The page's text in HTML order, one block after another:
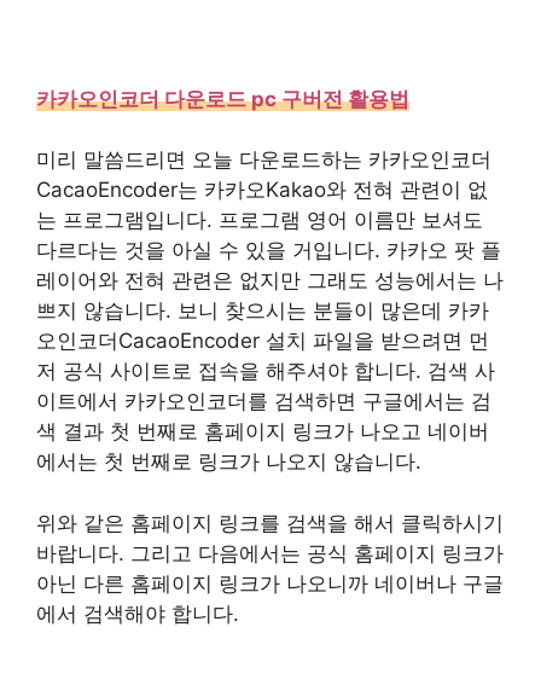
카카오인코더 다운로드 pc 구버전 활용법
미리 말씀드리면 오늘 다운로드하는 카카오인코더
CacaoEncoder는 카카오Kakao와 전혀 관련이 없
는 프로그램입니다. 프로그램 영어 이름만 보셔도
다르다는 것을 아실 수 있을 거입니다. 카카오 팟 플
레이어와 전혀 관련은 없지만 그래도 성능에서는 나
쁘지 않습니다. 보니 찾으시는 분들이 많은데 카카
오인코더CacaoEncoder 설치 파일을 받으려면 먼
저 공식 사이트로 접속을 해주셔야 합니다. 검색 사
이트에서 카카오인코더를 검색하면 구글에서는 검
색 결과 첫 번째로 홈페이지 링크가 나오고 네이버
에서는 첫 번째로 링크가 나오지 않습니다.
위와 같은 홈페이지 링크를 검색을 해서 클릭하시기
바랍니다. 그리고 다음에서는 공식 홈페이지 링크가
아닌 다른 홈페이지 링크가 나오니까 네이버나 구글
에서 검색해야 합니다.